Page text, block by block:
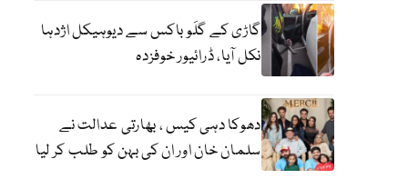
گاڑی کے گلَو باکس سے دیوہیکل اژدہا
نکل آیا، ڈرائیور خوفزدہ
دھوکا دہی کیس ، بھارتی عدالت نے
سلمان خان اور ان کی بہن کو طلب کر لیا